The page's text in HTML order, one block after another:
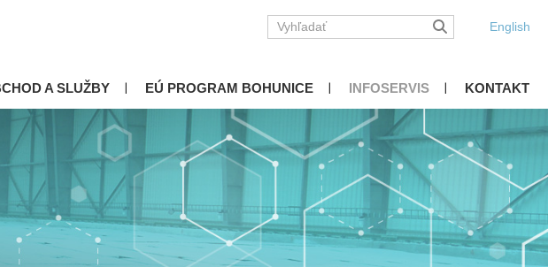
English
A SLUŽBY EÚ PROGRAM BOHUNICE INFOSERVIS KONTAKT